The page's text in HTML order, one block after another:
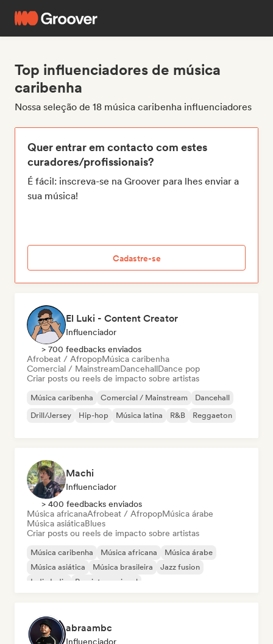
Top influenciadores de música
caribenha
Nossa seleção de 18 música caribenha influenciadores
Quer entrar em contacto com estes
curadores/profissionais?
É fácil: inscreva-se na Groover para lhes enviar a
sua música!
Cadastre-se
El Luki - Content Creator
Influenciador
> 700 feedbacks enviados
Afrobeat / AfropopMúsica caribenha
Comercial / MainstreamDancehallDance pop
Criar posts ou reels de impacto sobre artistas
Música caribenha Comercial / Mainstream
Dancehall
Drill/Jersey
Hip-hop Música latina R&B Reggaeton
Machi
Influenciador
> 400 feedbacks enviados
Música africanaAfrobeat / AfropopMúsica árabe
Música asiáticaBlues
Criar posts ou reels de impacto sobre artistas
Música caribenha Música africana
Música árabe
Música asiática
Música brasileira
Jazz fusion
Indie India
Pop internacional
abraambc
Influenciador